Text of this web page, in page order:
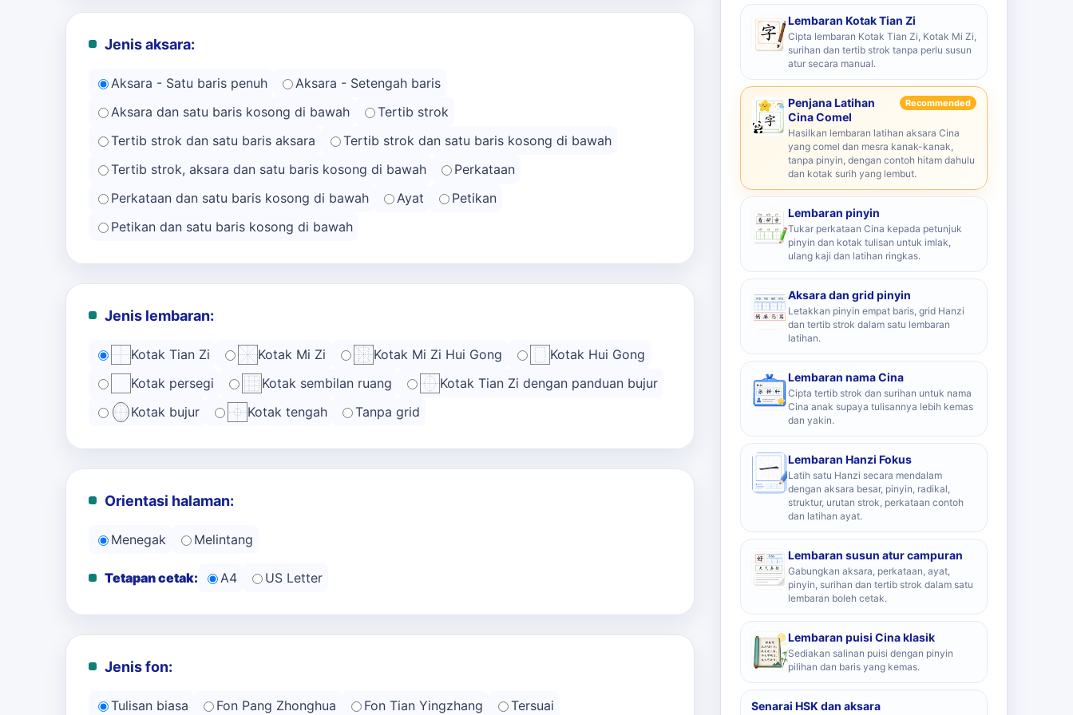
Jenis aksara:
Aksara - Satu baris penuh
Aksara - Setengah baris
Aksara dan satu baris kosong di bawah
Tertib strok
Tertib strok dan satu baris aksara
Tertib strok dan satu baris kosong di bawah
Tertib strok, aksara dan satu baris kosong di bawah
Perkataan
Perkataan dan satu baris kosong di bawah
Ayat
Petikan
Petikan dan satu baris kosong di bawah
Jenis lembaran:
Kotak Tian Zi Kotak Mi Zi Kotak Mi Zi Hui Gong
Kotak Hui Gong
Kotak persegi
Kotak sembilan ruang
Kotak Tian Zi dengan panduan bujur
Kotak bujur
Kotak tengah Tanpa grid
Orientasi halaman:
Menegak Melintang
Tetapan cetak: A4 US Letter
Jenis fon:
Tulisan biasa Fon Pang Zhonghua Fon Tian Yingzhang
Tersuai
Lembaran Kotak Tian Zi
Cipta lembaran Kotak Tian Zi, Kotak Mi Zi,
surihan dan tertib strok tanpa perlu susun
atur secara manual.
Penjana Latihan
Cina Comel
Recommended
Hasilkan lembaran latihan aksara Cina
yang comel dan mesra kanak-kanak,
tanpa pinyin, dengan contoh hitam dahulu
dan kotak surih yang lembut.
Lembaran pinyin
Tukar perkataan Cina kepada petunjuk
pinyin dan kotak tulisan untuk imlak,
ulang kaji dan latihan ringkas.
Aksara dan grid pinyin
Letakkan pinyin empat baris, grid Hanzi
dan tertib strok dalam satu lembaran
latihan.
Lembaran nama Cina
Cipta tertib strok dan surihan untuk nama
Cina anak supaya tulisannya lebih kemas
dan yakin.
Lembaran Hanzi Fokus
Latih satu Hanzi secara mendalam
dengan aksara besar, pinyin, radikal,
struktur, urutan strok, perkataan contoh
dan latihan ayat.
Lembaran susun atur campuran
Gabungkan aksara, perkataan, ayat,
pinyin, surihan dan tertib strok dalam satu
lembaran boleh cetak.
Lembaran puisi Cina klasik
Sediakan salinan puisi dengan pinyin
pilihan dan baris yang kemas.
Senarai HSK dan aksara